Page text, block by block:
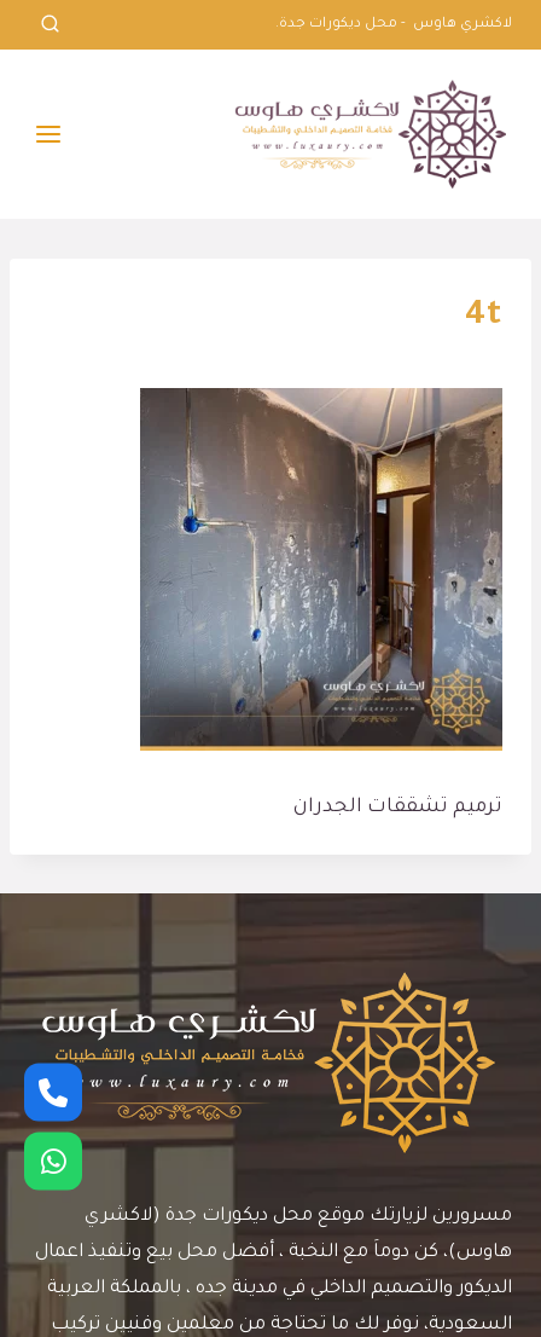
التجاوز
إلى
المحتوى
لاكشري هاوس - محل ديكورات جدة.
4t
ترميم تشققات الجدران
مسرورين لزيارتك موقع محل ديكورات جدة (لاكشري
هاوس)، كن دوماَ مع النخبة ، أفضل محل بيع وتنفيذ اعمال
الديكور والتصميم الداخلي في مدينة جده ، بالمملكة العربية
السعودية، نوفر لك ما تحتاجة من معلمين وفنيين تركيب